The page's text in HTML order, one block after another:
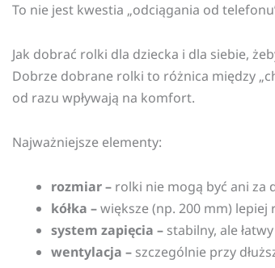
To nie jest kwestia „odciągania od
Jak dobrać rolki dla dziecka i dla siebie,
Dobrze dobrane rolki to różnica między
od razu wpływają na komfort.
Najważniejsze elementy:
rozmiar – rolki nie mogą być ani za
kółka –większe (np. 200 mm)
system zapięcia – stabilny, ale
wentylacja – szczególnie przy